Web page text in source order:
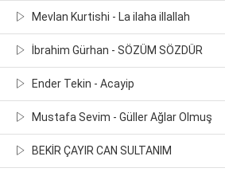
Mevlan Kurtishi - La ilaha illallah
İbrahim Gürhan - SÖZÜM SÖZDÜR
Ender Tekin - Acayip
Mustafa Sevim - Güller Ağlar Olmuş
BEKİR ÇAYIR CAN SULTANIM